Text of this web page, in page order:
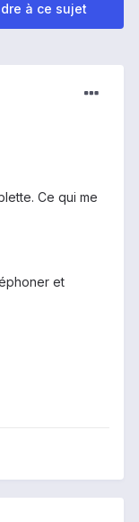
à ce sujet
Ce qui me
et